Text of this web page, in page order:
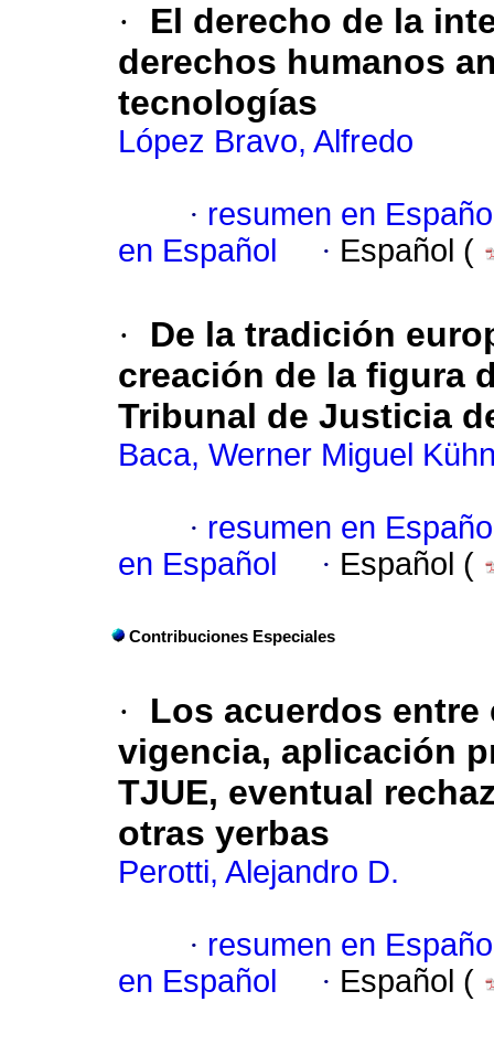
·
El derecho de la
derechos humanos
tecnologías
López Bravo, Alfredo
· resumen en
en Español
· Español (
·
De la tradición
creación de la figura
Tribunal de Justicia
Baca, Werner Miguel
· resumen en
en Español
· Español (
Contribuciones Especiales
·
Los acuerdos entre
vigencia, aplicación
TJUE, eventual
otras yerbas
Perotti, Alejandro D.
· resumen en
en Español
· Español (